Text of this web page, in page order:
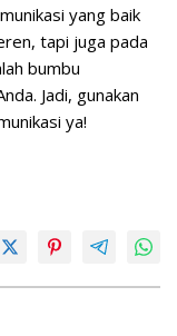
yang baik
tapi juga pada
bumbu
Jadi, gunakan
ya!